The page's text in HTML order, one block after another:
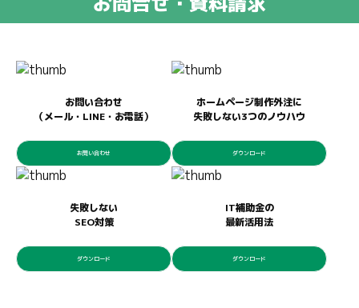
お問い合わせ
（メール・LINE・お電話）
お問い合わせ
ホームページ制作外注に
失敗しない3つのノウハウ
ダウンロード
失敗しない
SEO対策
ダウンロード
IT補助金の
最新活用法
ダウンロード